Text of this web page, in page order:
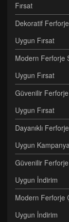
Fırsat
Dekoratif
Uygun Fırsat
Modern Ferforje
Uygun Fırsat
Güvenilir
Uygun Fırsat
Dayanıklı
Uygun
Güvenilir
Uygun İndirim
Modern Ferforje
Uygun İndirim